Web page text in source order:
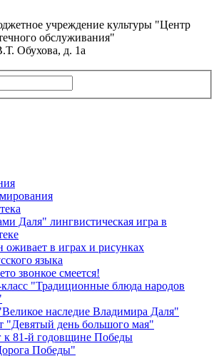
учреждение культуры "Центр
обслуживания"
Обухова, д. 1а
Даля" лингвистическая игра в
в играх и рисунках
языка
звонкое смеется!
"Традиционные блюда народов
наследие Владимира Даля"
"Девятый день большого мая"
81-й годовщине Победы
Победы"